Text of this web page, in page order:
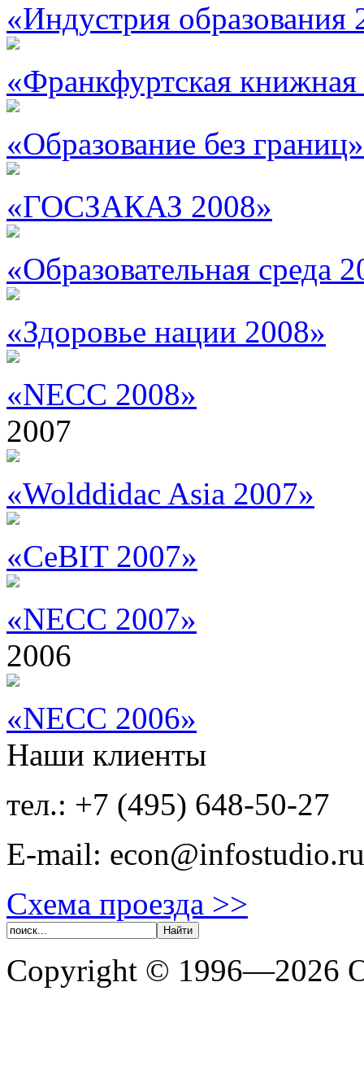
«Индустрия образования
«Франкфуртская книжная
«Образование без границ»
«ГОСЗАКАЗ 2008»
«Образовательная среда
«Здоровье нации 2008»
«NECC 2008»
2007
«Wolddidac Asia 2007»
«CeBIT 2007»
«NECC 2007»
2006
«NECC 2006»
Наши клиенты
тел.: +7 (495) 648-50-27
E-mail: econ@infostudio.ru
Схема проезда >>
Copyright ©